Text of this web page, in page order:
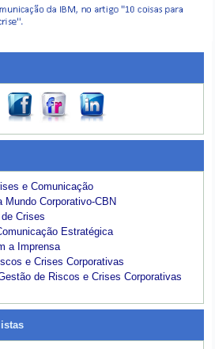
e Comunicação
Mundo Corporativo-CBN
Crises
Estratégica
a Imprensa
e Crises Corporativas
de Riscos e Crises Corporativas